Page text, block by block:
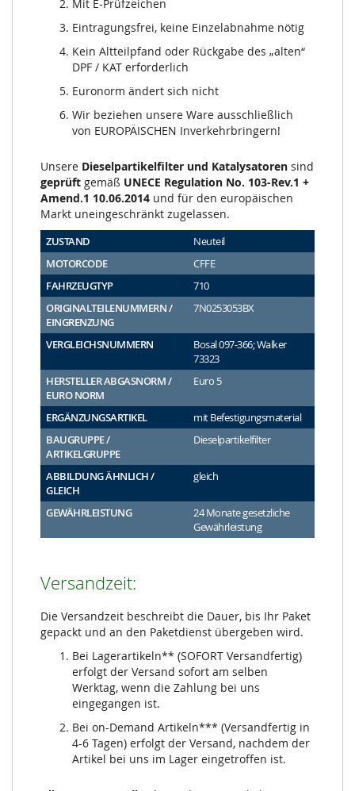
Mit E-Prüfzeichen
Eintragungsfrei, keine Einzelabnahme nötig
Kein Altteilpfand oder Rückgabe des „alten“
DPF / KAT erforderlich
Euronorm ändert sich nicht
Wir beziehen unsere Ware ausschließlich
von EUROPÄISCHEN Inverkehrbringern!
Unsere Dieselpartikelfilter und Katalysatoren sind
geprüft gemäß UNECE Regulation No. 103-Rev.1 +
Amend.1 10.06.2014 und für den europäischen
Markt uneingeschränkt zugelassen.
ZUSTAND
Neuteil
MOTORCODE
CFFE
FAHRZEUGTYP
710
ORIGINALTEILENUMMERN /
EINGRENZUNG
7N0253053BX
VERGLEICHSNUMMERN
Bosal 097-366; Walker
73323
HERSTELLER ABGASNORM /
EURO NORM
Euro 5
ERGÄNZUNGSARTIKEL
mit Befestigungsmaterial
BAUGRUPPE /
ARTIKELGRUPPE
Dieselpartikelfilter
ABBILDUNG ÄHNLICH /
GLEICH
gleich
GEWÄHRLEISTUNG
24 Monate gesetzliche
Gewährleistung
Versandzeit:
Die Versandzeit beschreibt die Dauer, bis Ihr Paket
gepackt und an den Paketdienst übergeben wird.
Bei Lagerartikeln** (SOFORT Versandfertig)
erfolgt der Versand sofort am selben
Werktag, wenn die Zahlung bei uns
eingegangen ist.
Bei on-Demand Artikeln*** (Versandfertig in
4-6 Tagen) erfolgt der Versand, nachdem der
Artikel bei uns im Lager eingetroffen ist.